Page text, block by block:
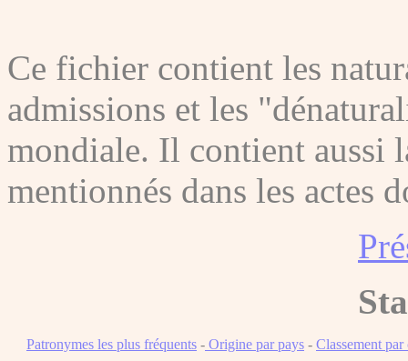
Ce fichier contient les
admissions et les
mondiale. Il contient aussi
mentionnés dans les actes
Patronymes les plus fréquents - Origine par pays - Classement par